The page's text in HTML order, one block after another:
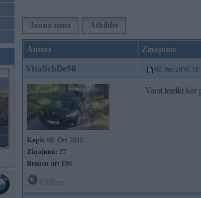
Jauna tēma Atbildēt
Autors Ziņojums
VitalichDe90 02. Jun 2016,
Kopš: 06. Oct 2015
Ziņojumi: 27
Braucu ar: E90
Varat ieteikt kur